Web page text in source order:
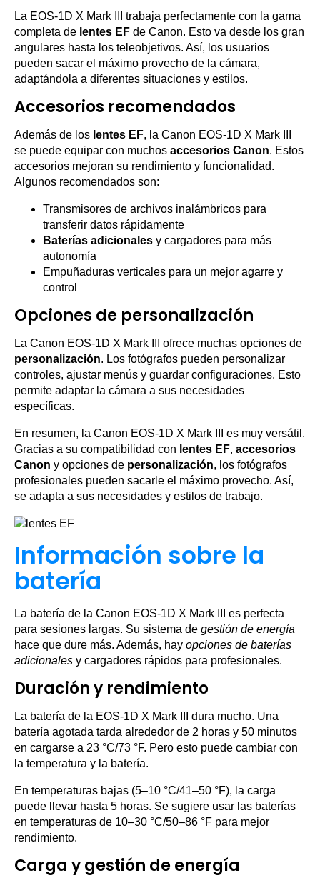
La EOS-1D X Mark III trabaja perfectamente con la gama
completa de lentes EF de Canon. Esto va desde los gran
angulares hasta los teleobjetivos. Así, los usuarios
pueden sacar el máximo provecho de la cámara,
adaptándola a diferentes situaciones y estilos.
Accesorios recomendados
Además de los lentes EF, la Canon EOS-1D X Mark III
se puede equipar con muchos accesorios Canon. Estos
accesorios mejoran su rendimiento y funcionalidad.
Algunos recomendados son:
Transmisores de archivos inalámbricos para
transferir datos rápidamente
Baterías adicionales y cargadores para más
autonomía
Empuñaduras verticales para un mejor agarre y
control
Opciones de personalización
La Canon EOS-1D X Mark III ofrece muchas opciones de
personalización. Los fotógrafos pueden personalizar
controles, ajustar menús y guardar configuraciones. Esto
permite adaptar la cámara a sus necesidades
específicas.
En resumen, la Canon EOS-1D X Mark III es muy versátil.
Gracias a su compatibilidad con lentes EF, accesorios
Canon y opciones de personalización, los fotógrafos
profesionales pueden sacarle el máximo provecho. Así,
se adapta a sus necesidades y estilos de trabajo.
Información sobre la
batería
La batería de la Canon EOS-1D X Mark III es perfecta
para sesiones largas. Su sistema de gestión de energía
hace que dure más. Además, hay opciones de baterías
adicionales y cargadores rápidos para profesionales.
Duración y rendimiento
La batería de la EOS-1D X Mark III dura mucho. Una
batería agotada tarda alrededor de 2 horas y 50 minutos
en cargarse a 23 °C/73 °F. Pero esto puede cambiar con
la temperatura y la batería.
En temperaturas bajas (5–10 °C/41–50 °F), la carga
puede llevar hasta 5 horas. Se sugiere usar las baterías
en temperaturas de 10–30 °C/50–86 °F para mejor
rendimiento.
Carga y gestión de energía